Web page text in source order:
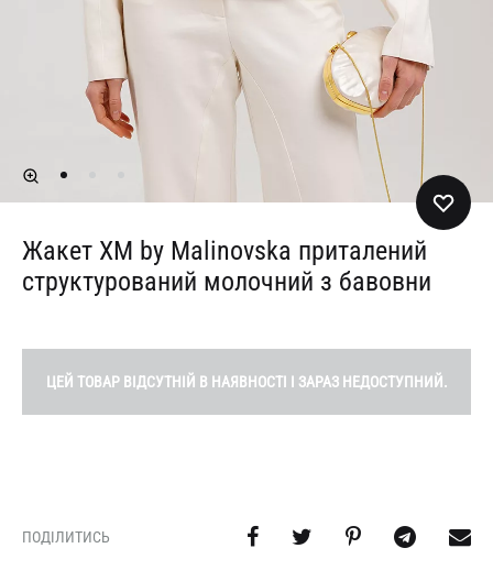
Жакет XM by Malinovska приталений
структурований молочний з бавовни
ЦЕЙ ТОВАР ВІДСУТНІЙ В НАЯВНОСТІ І ЗАРАЗ НЕДОСТУПНИЙ.
ПОДІЛИТИСЬ